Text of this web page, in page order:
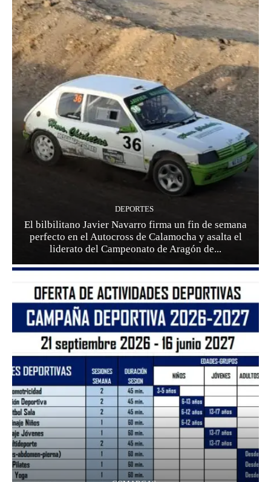
DEPORTES
El bilbilitano Javier Navarro firma un fin de semana
perfecto en el Autocross de Calamocha y asalta el
liderato del Campeonato de Aragón de...